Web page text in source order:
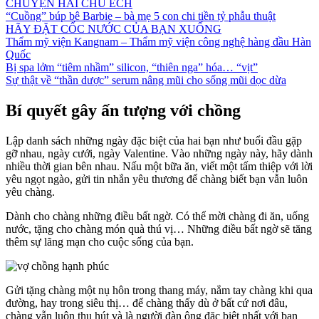
CHUYỆN HAI CHÚ ẾCH
“Cuồng” búp bê Barbie – bà mẹ 5 con chi tiền tỷ phẫu thuật
HÃY ĐẶT CỐC NƯỚC CỦA BẠN XUỐNG
Thẩm mỹ viện Kangnam – Thẩm mỹ viện công nghệ hàng đầu Hàn
Quốc
Bị spa lởm “tiêm nhầm” silicon, “thiên nga” hóa… “vịt”
Sự thật về “thần dược” serum nâng mũi cho sống mũi dọc dừa
Bí quyết gây ấn tượng với chồng
Lập danh sách những ngày đặc biệt của hai bạn như buổi đầu gặp
gỡ nhau, ngày cưới, ngày Valentine. Vào những ngày này, hãy dành
nhiều thời gian bên nhau. Nấu một bữa ăn, viết một tấm thiệp với lời
yêu ngọt ngào, gửi tin nhắn yêu thương để chàng biết bạn vẫn luôn
yêu chàng.
Dành cho chàng những điều bất ngờ. Có thể mời chàng đi ăn, uống
nước, tặng cho chàng món quà thú vị… Những điều bất ngờ sẽ tăng
thêm sự lãng mạn cho cuộc sống của bạn.
Gửi tặng chàng một nụ hôn trong thang máy, nắm tay chàng khi qua
đường, hay trong siêu thị… để chàng thấy dù ở bất cứ nơi đâu,
chàng vẫn luôn thu hút và là người đàn ông đặc biệt nhất với bạn